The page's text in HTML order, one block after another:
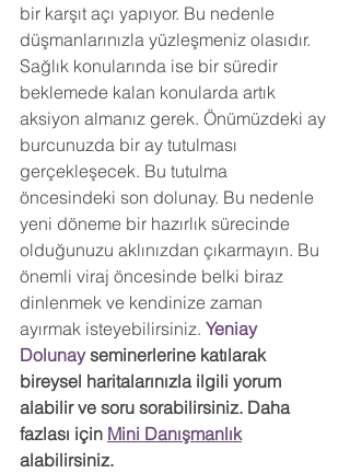
bir karşıt açı yapıyor. Bu nedenle
düşmanlarınızla yüzleşmeniz olasıdır.
Sağlık konularında ise bir süredir
beklemede kalan konularda artık
aksiyon almanız gerek. Önümüzdeki ay
burcunuzda bir ay tutulması
gerçekleşecek. Bu tutulma
öncesindeki son dolunay. Bu nedenle
yeni döneme bir hazırlık sürecinde
olduğunuzu aklınızdan çıkarmayın. Bu
önemli viraj öncesinde belki biraz
dinlenmek ve kendinize zaman
ayırmak isteyebilirsiniz. Yeniay
Dolunay seminerlerine katılarak
bireysel haritalarınızla ilgili yorum
alabilir ve soru sorabilirsiniz. Daha
fazlası için Mini Danışmanlık
alabilirsiniz.